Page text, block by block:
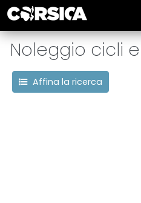
Noleggio cicli
Affina la ricerca